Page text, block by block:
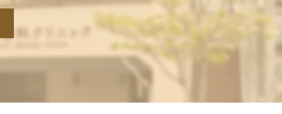
小児矯正
予防・メンテナンス
詰め物・被せ物
噛み合わせ治療
小児矯正
予防・メンテナンス
詰め物・被せ物